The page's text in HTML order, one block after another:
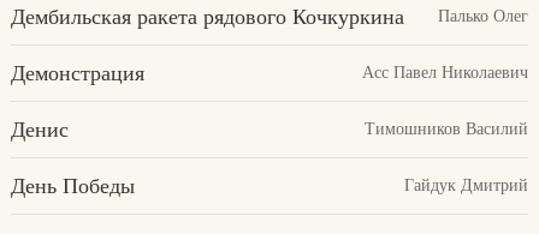
Дембильская ракета рядового Кочкуркина Палько Олег
Демонстрация Асс Павел Николаевич
Денис Тимошников Василий
День Победы Гайдук Дмитрий